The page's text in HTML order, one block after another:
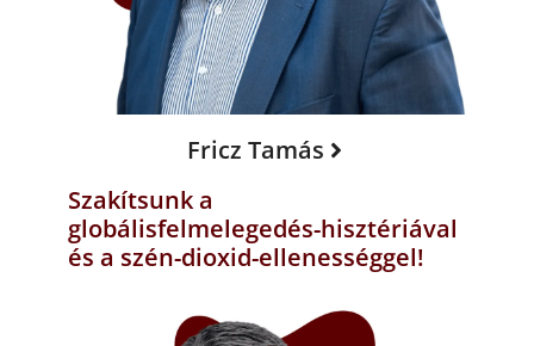
Fricz Tamás
Szakítsunk a
globálisfelmelegedés-hisztériával
és a szén-dioxid-ellenességgel!